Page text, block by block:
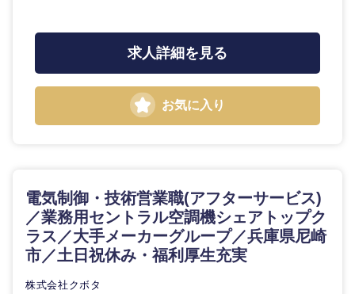
求人詳細を見る
お気に入り
電気制御・技術営業職(アフターサービス)
／業務用セントラル空調機シェアトップク
ラス／大手メーカーグループ／兵庫県尼崎
市／土日祝休み・福利厚生充実
株式会社クボタ